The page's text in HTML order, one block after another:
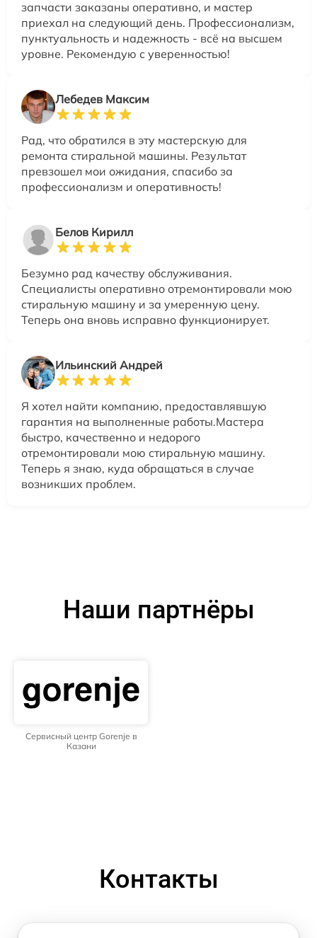
запчасти заказаны оперативно, и мастер
приехал на следующий день. Профессионализм,
пунктуальность и надежность - всё на высшем
уровне. Рекомендую с уверенностью!
Лебедев Максим
Рад, что обратился в эту мастерскую для
ремонта стиральной машины. Результат
превзошел мои ожидания, спасибо за
профессионализм и оперативность!
Белов Кирилл
Безумно рад качеству обслуживания.
Специалисты оперативно отремонтировали мою
стиральную машину и за умеренную цену.
Теперь она вновь исправно функционирует.
Ильинский Андрей
Я хотел найти компанию, предоставлявшую
гарантия на выполненные работы.Мастера
быстро, качественно и недорого
отремонтировали мою стиральную машину.
Теперь я знаю, куда обращаться в случае
возникших проблем.
Наши партнёры
Сервисный центр Gorenje в
Казани
Контакты